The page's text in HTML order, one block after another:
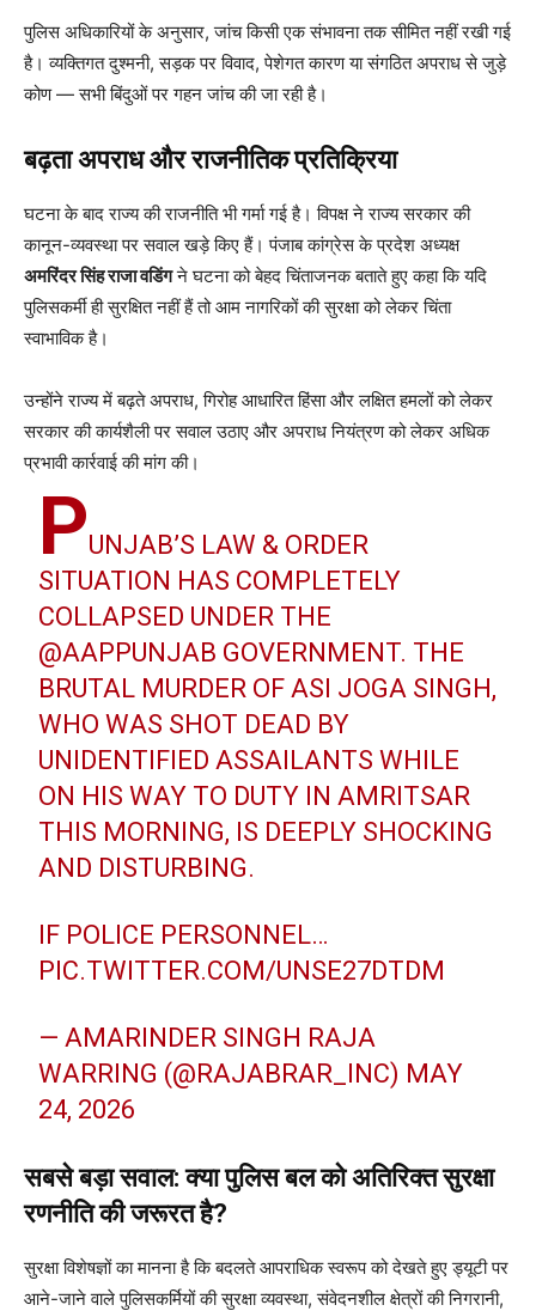
पुलिस अधिकारियों के अनुसार, जांच किसी एक संभावना तक सीमित नहीं रखी गई
है। व्यक्तिगत दुश्मनी, सड़क पर विवाद, पेशेगत कारण या संगठित अपराध से जुड़े
कोण — सभी बिंदुओं पर गहन जांच की जा रही है।
बढ़ता अपराध और राजनीतिक प्रतिक्रिया
घटना के बाद राज्य की राजनीति भी गर्मा गई है। विपक्ष ने राज्य सरकार की
कानून-व्यवस्था पर सवाल खड़े किए हैं। पंजाब कांग्रेस के प्रदेश अध्यक्ष
अमरिंदर सिंह राजा वडिंगने घटना को बेहद चिंताजनक बताते हुए कहा कि यदि
पुलिसकर्मी ही सुरक्षित नहीं हैं तो आम नागरिकों की सुरक्षा को लेकर चिंता
स्वाभाविक है।
उन्होंने राज्य में बढ़ते अपराध, गिरोह आधारित हिंसा और लक्षित हमलों को लेकर
सरकार की कार्यशैली पर सवाल उठाए और अपराध नियंत्रण को लेकर अधिक
प्रभावी कार्रवाई की मांग की।
PUNJAB’S LAW & ORDER
SITUATION HAS COMPLETELY
COLLAPSED UNDER THE
@AAPPUNJAB GOVERNMENT. THE
BRUTAL MURDER OF ASI JOGA SINGH,
WHO WAS SHOT DEAD BY
UNIDENTIFIED ASSAILANTS WHILE
ON HIS WAY TO DUTY IN AMRITSAR
THIS MORNING, IS DEEPLY SHOCKING
AND DISTURBING.
IF POLICE PERSONNEL…
PIC.TWITTER.COM/UNSE27DTDM
— AMARINDER SINGH RAJA
WARRING (@RAJABRAR_INC) MAY
24, 2026
सबसे बड़ा सवाल: क्या पुलिस बल को अतिरिक्त सुरक्षा
रणनीति की जरूरत है?
सुरक्षा विशेषज्ञों का मानना है कि बदलते आपराधिक स्वरूप को देखते हुए ड्यूटी पर
आने-जाने वाले पुलिसकर्मियों की सुरक्षा व्यवस्था, संवेदनशील क्षेत्रों की निगरानी,